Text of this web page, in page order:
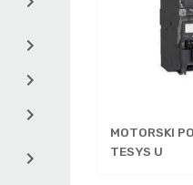
MOTORSKI
TESYS U